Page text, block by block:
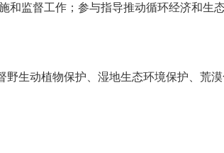
和监督工作；参与指导推动循环经济和生
生动植物保护、湿地生态环境保护、荒漠